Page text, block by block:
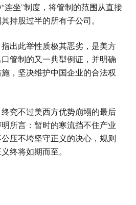
连坐”制度，将管制的范围从直接
持股过半的所有子公司。
出此举性质极其恶劣，是美方
管制的又一典型例证，并明确
，坚决维护中国企业的合法权
究不过美西方优势崩塌的最后
所言：暂时的寒流挡不住产业
压不垮坚守正义的决心，规则
终将如期而至。